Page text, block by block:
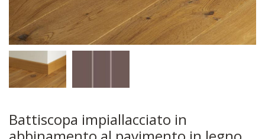
Battiscopa impiallacciato in